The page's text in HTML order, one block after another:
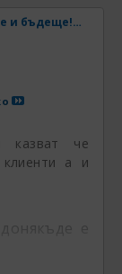
ЕС и Еврозона: настояще и бъдеще! Част 33
казват че
а и
е